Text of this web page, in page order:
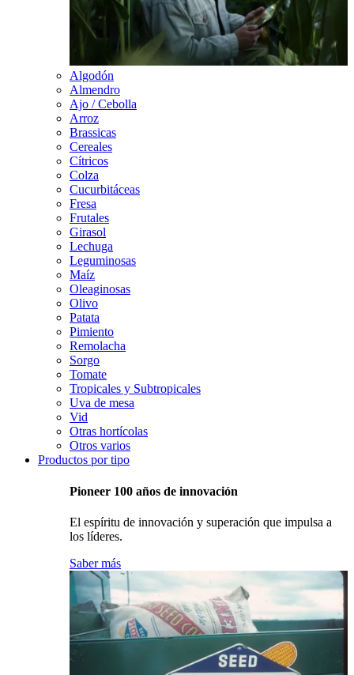
Algodón
Almendro
Ajo / Cebolla
Arroz
Brassicas
Cereales
Cítricos
Colza
Cucurbitáceas
Fresa
Frutales
Girasol
Lechuga
Leguminosas
Maíz
Oleaginosas
Olivo
Patata
Pimiento
Remolacha
Sorgo
Tomate
Tropicales y Subtropicales
Uva de mesa
Vid
Otras hortícolas
Otros varios
Productos por tipo
Pioneer 100 años de innovación
El espíritu de innovación y superación que impulsa a
los líderes.
Saber más